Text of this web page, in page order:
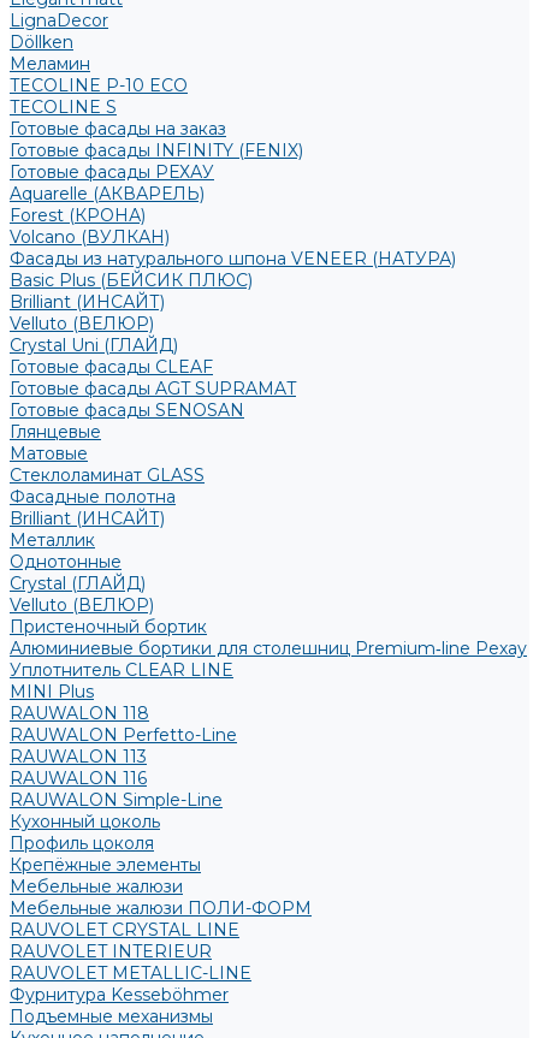
LignaDecor
Döllken
Меламин
TECOLINE P-10 ECO
TECOLINE S
Готовые фасады на заказ
Готовые фасады INFINITY (FENIX)
Готовые фасады РЕХАУ
Aquarelle (АКВАРЕЛЬ)
Forest (КРОНА)
Volcano (ВУЛКАН)
Фасады из натурального шпона VENEER (НАТУРА)
Basic Plus (БЕЙСИК ПЛЮС)
Brilliant (ИНСАЙТ)
Velluto (ВЕЛЮР)
Crystal Uni (ГЛАЙД)
Готовые фасады CLEAF
Готовые фасады AGT SUPRAMAT
Готовые фасады SENOSAN
Глянцевые
Матовые
Стеклоламинат GLASS
Фасадные полотна
Brilliant (ИНСАЙТ)
Металлик
Однотонные
Crystal (ГЛАЙД)
Velluto (ВЕЛЮР)
Пристеночный бортик
Алюминиевые бортики для столешниц Premium‑line Рехау
Уплотнитель CLEAR LINE
MINI Plus
RAUWALON 118
RAUWALON Perfetto-Line
RAUWALON 113
RAUWALON 116
RAUWALON Simple-Line
Кухонный цоколь
Профиль цоколя
Крепёжные элементы
Мебельные жалюзи
Мебельные жалюзи ПОЛИ-ФОРМ
RAUVOLET CRYSTAL LINE
RAUVOLET INTERIEUR
RAUVOLET METALLIC-LINE
Фурнитура Kesseböhmer
Подъемные механизмы